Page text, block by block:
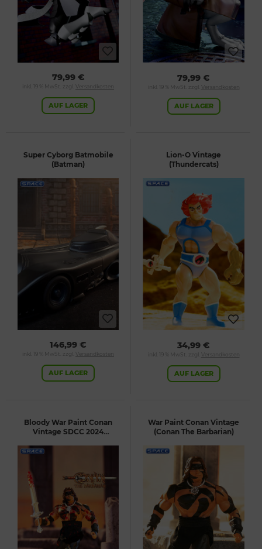
79,99 €
inkl. 19 % MwSt. zzgl. Versandkosten
AUF LAGER
79,99 €
inkl. 19 % MwSt. zzgl. Versandkosten
AUF LAGER
Super Cyborg Batmobile
(Batman)
146,99 €
inkl. 19 % MwSt. zzgl. Versandkosten
AUF LAGER
Lion-O Vintage
(Thundercats)
34,99 €
inkl. 19 % MwSt. zzgl. Versandkosten
AUF LAGER
Bloody War Paint Conan
Vintage SDCC 2024
War Paint Conan Vintage
(Conan The Barbarian)